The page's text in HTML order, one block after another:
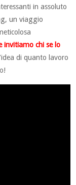
in assoluto
un viaggio
invitiamo chi se lo
di quanto lavoro